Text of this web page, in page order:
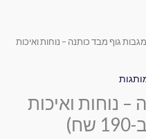
גוף מבד כותנה – נוחות ואיכות
נוחות ואיכות